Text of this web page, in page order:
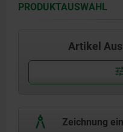
PRODUKTAUSWAHL
Artikel
Zeichnung